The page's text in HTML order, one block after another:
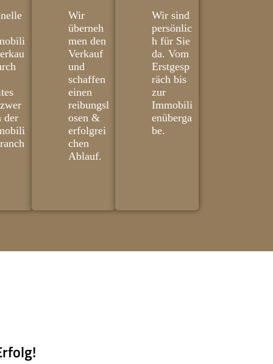
der
Wir
überneh
men den
Verkauf
und
schaffen
einen
reibungsl
osen &
erfolgrei
chen
Ablauf.
Wir sind
persönlic
h für Sie
da. Vom
Erstgesp
räch bis
zur
Immobili
enüberga
be.